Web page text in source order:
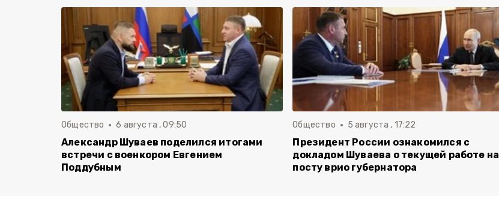
Общество 6 августа , 09:50
Александр Шуваев поделился итогами
встречи с военкором Евгением
Поддубным
Общество 5 августа , 17:22
Президент России ознакомился с
докладом Шуваева о текущей работе на
посту врио губернатора